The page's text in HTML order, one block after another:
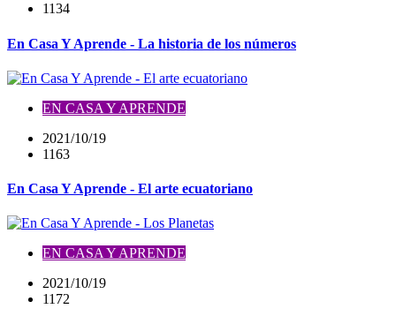
1134
En Casa Y Aprende - La historia de los números
EN CASA Y APRENDE
2021/10/19
1163
En Casa Y Aprende - El arte ecuatoriano
EN CASA Y APRENDE
2021/10/19
1172